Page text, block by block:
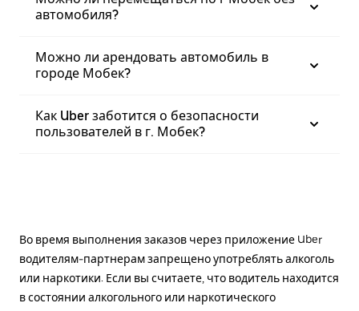
автомобиля?
Можно ли арендовать автомобиль в
городе Мобек?
Как Uber заботится о безопасности
пользователей в г. Мобек?
Во время выполнения заказов через приложение Uber
водителям-партнерам запрещено употреблять алкоголь
или наркотики. Если вы считаете, что водитель находится
в состоянии алкогольного или наркотического